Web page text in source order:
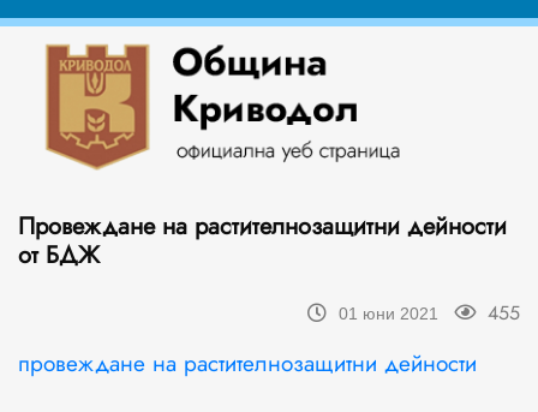
Провеждане на растителнозащитни дейности
от БДЖ
01 юни 2021 455
провеждане на растителнозащитни дейности